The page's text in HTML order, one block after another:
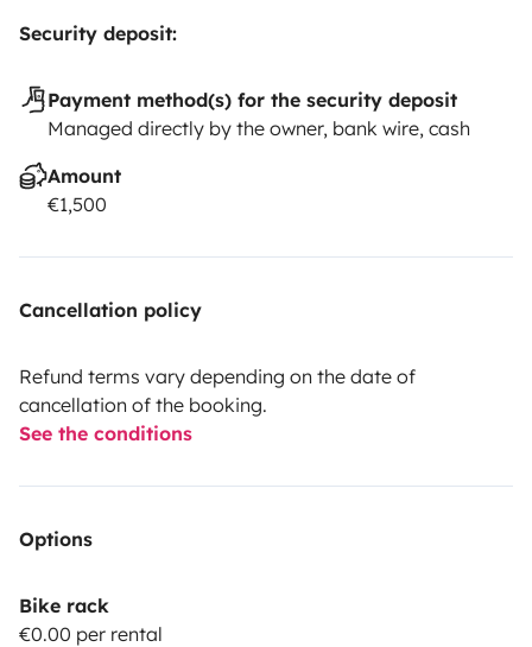
Security deposit:
Payment method(s) for the security deposit
Managed directly by the owner, bank wire, cash
Amount
€1,500
Cancellation policy
Refund terms vary depending on the date of
cancellation of the booking.
See the conditions
Options
Bike rack
€0.00 per rental